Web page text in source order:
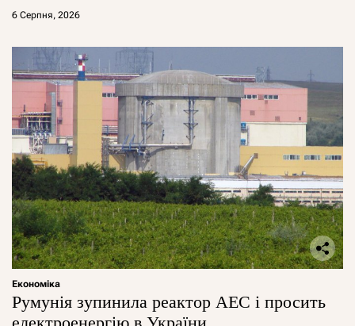
6 Серпня, 2026
Економіка
Румунія зупинила реактор АЕС і просить